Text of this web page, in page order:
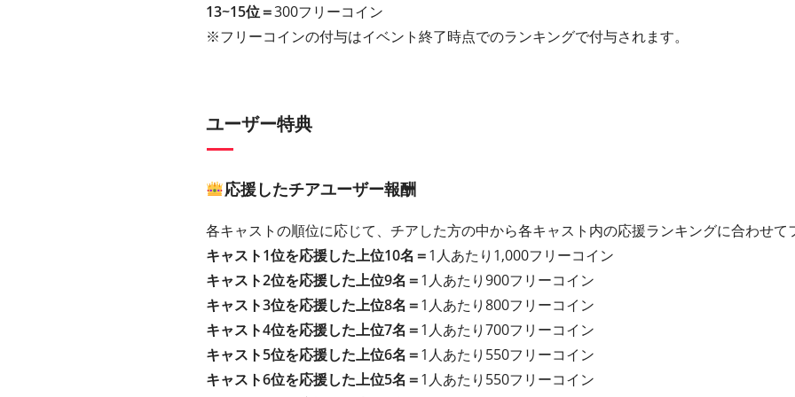
13~15位＝300フリーコイン
※フリーコインの付与はイベント終了時点でのランキングで付与されます。
ユーザー特典
応援したチアユーザー報酬
各キャストの順位に応じて、チアした方の中から各キャスト内の応援ランキングに合わせて
キャスト1位を応援した上位10名＝1人あたり1,000フリーコイン
キャスト2位を応援した上位9名＝1人あたり900フリーコイン
キャスト3位を応援した上位8名＝1人あたり800フリーコイン
キャスト4位を応援した上位7名＝1人あたり700フリーコイン
キャスト5位を応援した上位6名＝1人あたり550フリーコイン
キャスト6位を応援した上位5名＝1人あたり550フリーコイン